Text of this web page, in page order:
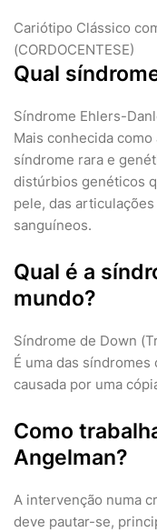
Cariótipo Clássico
(CORDOCENTESE)
Qual
Síndrome Ehlers-
Mais conhecida
síndrome rara e
distúrbios genéticos
pele, das
sanguíneos.
Qual é a
mundo?
Síndrome de Down
É uma das
causada por uma
Como
Angelman?
A intervenção numa
deve pautar-se,